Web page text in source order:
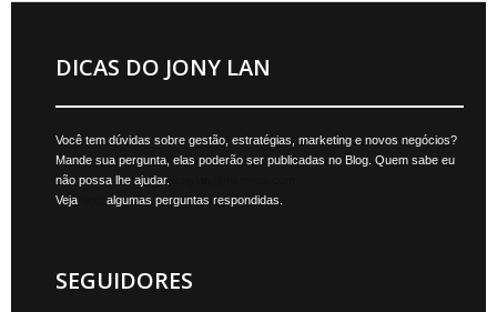
DICAS DO JONY LAN
Você tem dúvidas sobre gestão, estratégias, marketing e novos negócios?
Mande sua pergunta, elas poderão ser publicadas no Blog. Quem sabe eu
não possa lhe ajudar.
Veja
algumas perguntas respondidas.
SEGUIDORES